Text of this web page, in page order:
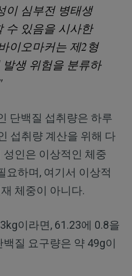
이 심부전 병태생
수 있음을 시사한
이오마커는 제2형
생 위험을 분류하
단백질 섭취량은 하루
섭취량 계산을 위해 다
인은 이상적인 체중
요하며, 여기서 이상적
체중이 아니다.
이라면, 61.23에 0.8을
질 요구량은 약 49g이